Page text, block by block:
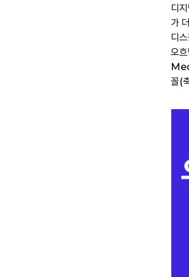
디
가
디
오
꼴(